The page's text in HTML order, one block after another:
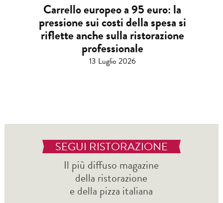
Carrello europeo a 95 euro: la
pressione sui costi della spesa si
riflette anche sulla ristorazione
professionale
13 Luglio 2026
SEGUI RISTORAZIONE
Il più diffuso magazine
della ristorazione
e della pizza italiana